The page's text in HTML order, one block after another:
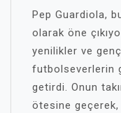
Pep Guardiola,
olarak öne
yenilikler ve
futbolseverlerin
getirdi. Onun
ötesine geçerek,